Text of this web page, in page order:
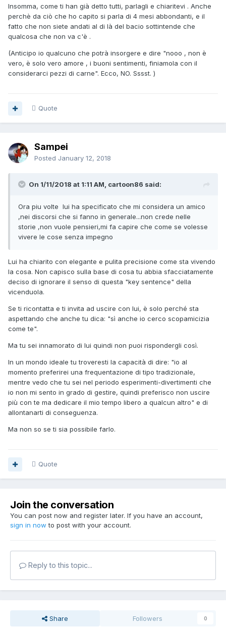
Insomma, come ti han già detto tutti, parlagli e chiaritevi . Anche
perchè da ciò che ho capito si parla di 4 mesi abbondanti, e il
fatto che non siete andati al di là del bacio sottintende che
qualcosa che non va c'è .
(Anticipo io qualcuno che potrà insorgere e dire "nooo , non è
vero, è solo vero amore , i buoni sentimenti, finiamola con il
considerarci pezzi di carne". Ecco, NO. Sssst. )
Quote
Sampei
Posted January 12, 2018
On 1/11/2018 at 1:11 AM, cartoon86 said:
Ora piu volte lui ha specificato che mi considera un amico
,nei discorsi che si fanno in generale...non crede nelle
storie ,non vuole pensieri,mi fa capire che come se volesse
vivere le cose senza impegno
Lui ha chiarito con elegante e pulita precisione come sta vivendo
la cosa. Non capisco sulla base di cosa tu abbia sfacciatamente
deciso di ignorare il senso di questa "key sentence" della
vicenduola.
Se ti ricontatta e ti invita ad uscire con lui, è solo perché sta
aspettando che anche tu dica: "sì anche io cerco scopamicizia
come te".
Ma tu sei innamorato di lui quindi non puoi rispondergli così.
In un mondo ideale tu troveresti la capacità di dire: "io al
momento preferirei una frequentazione di tipo tradizionale,
mentre vedo che tu sei nel periodo esperimenti-divertimenti che
io non mi sento in grado di gestire, quindi preferisco non uscire
più con te ma dedicare il mio tempo libero a qualcun altro" e di
allontanarti di conseguenza.
Ma non so se ti sia possibile farlo.
Quote
Join the conversation
You can post now and register later. If you have an account,
sign in now to post with your account.
Reply to this topic...
Share Followers 0